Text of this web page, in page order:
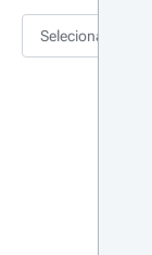
Selecionar